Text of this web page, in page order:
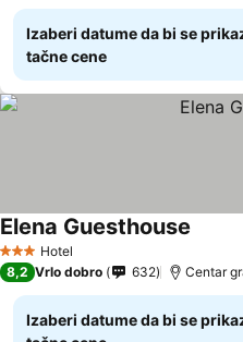
Izaberi datume da bi se
tačne cene
3 Zvezdice
Hotel
Elena Guesthouse
8,2 Vrlo dobro 632 Centar
Izaberi datume da bi se